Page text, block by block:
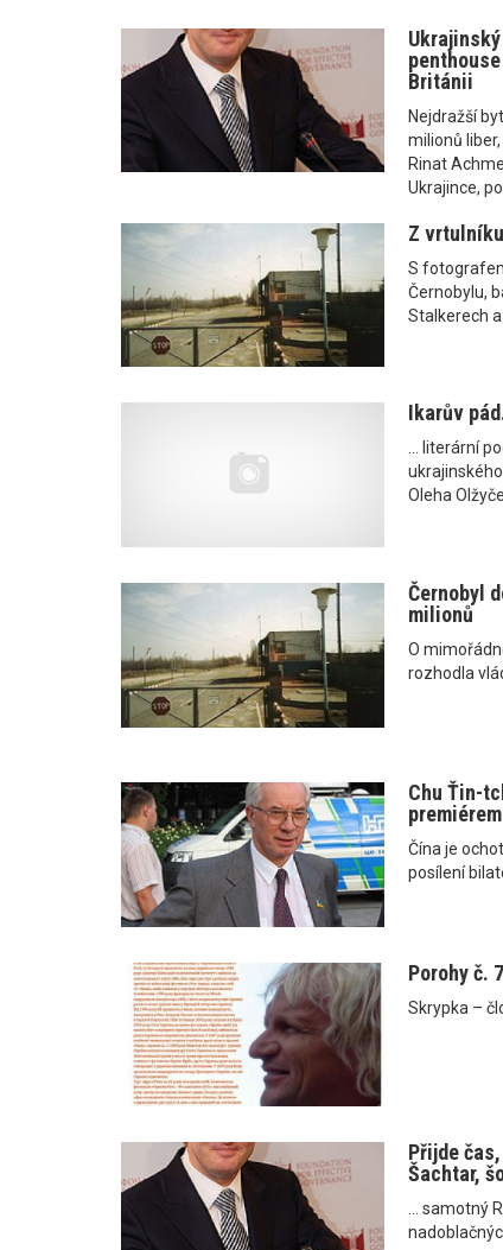
Británii
Nejdražší
milionů
Rinat
Ukrajince,
Z
S
Černobylu,
Stalkerech
Ikarův
... literární
Oleha Olžyče
Černobyl
milionů
O
rozhodla
Chu Ťin-
premiérem
Čína je
posílení
Porohy č.
Skrypka –
Přijde
Šachtar,
... samotný